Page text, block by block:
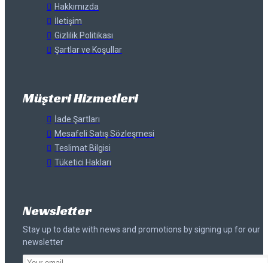
Hakkımızda
İletişim
Gizlilik Politikası
Şartlar ve Koşullar
Müşteri Hizmetleri
İade Şartları
Mesafeli Satış Sözleşmesi
Teslimat Bilgisi
Tüketici Hakları
Newsletter
Stay up to date with news and promotions by signing up for our
newsletter